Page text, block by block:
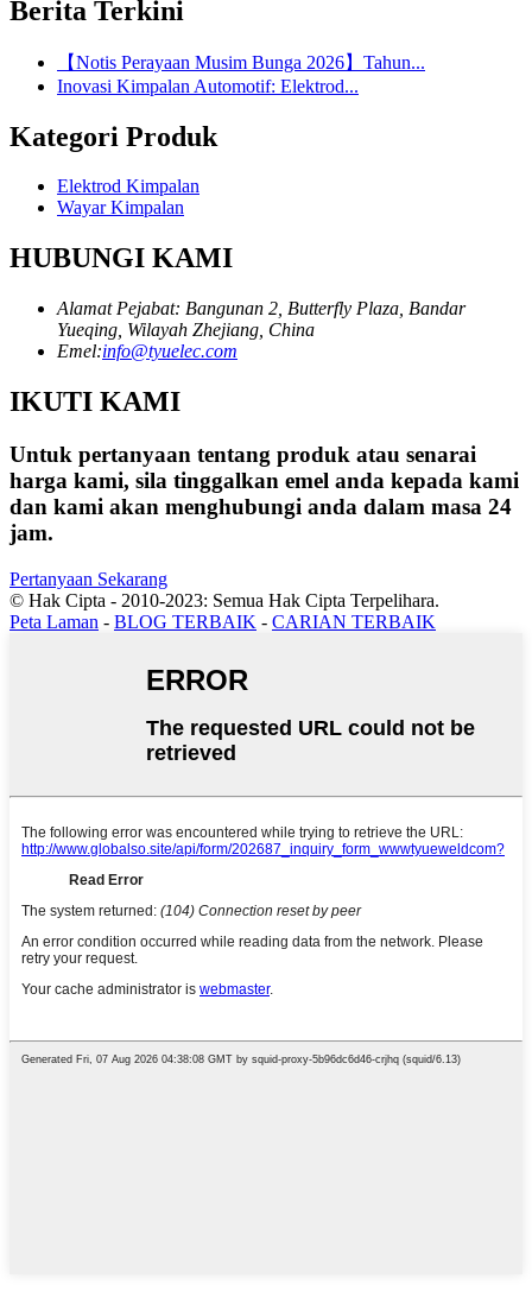
Berita Terkini
【Notis Perayaan Musim Bunga 2026】Tahun...
Inovasi Kimpalan Automotif: Elektrod...
Kategori Produk
Elektrod Kimpalan
Wayar Kimpalan
HUBUNGI KAMI
Alamat Pejabat: Bangunan 2, Butterfly Plaza, Bandar
Yueqing, Wilayah Zhejiang, China
Emel:info@tyuelec.com
IKUTI KAMI
Untuk pertanyaan tentang produk atau senarai
harga kami, sila tinggalkan emel anda kepada kami
dan kami akan menghubungi anda dalam masa 24
jam.
Pertanyaan Sekarang
© Hak Cipta - 2010-2023: Semua Hak Cipta Terpelihara.
Peta Laman - BLOG TERBAIK - CARIAN TERBAIK